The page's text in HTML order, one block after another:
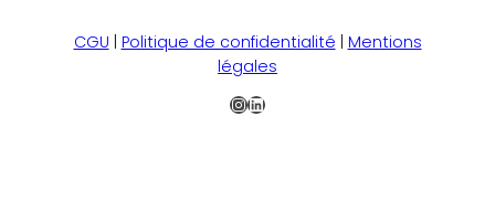
CGU | Politique de confidentialité | Mentions
légales
Instagram
LinkedIn